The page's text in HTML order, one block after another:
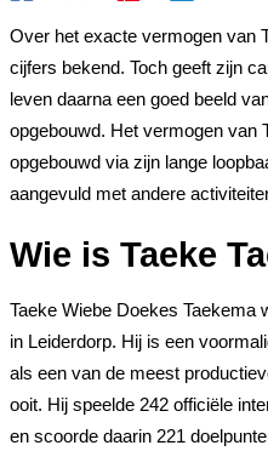
Over het exacte vermogen van
cijfers bekend. Toch geeft zijn
leven daarna een goed beeld
opgebouwd. Het vermogen van
opgebouwd via zijn lange
aangevuld met andere
Wie is Taeke
Taeke Wiebe Doekes Taekema
in Leiderdorp. Hij is een
als een van de meest
ooit. Hij speelde 242 officiële
en scoorde daarin 221